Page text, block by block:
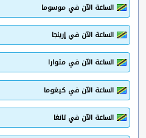
الساعة الآن في موسوما
الساعة الآن في إرينجا
الساعة الآن في متوارا
الساعة الآن في كيغوما
الساعة الآن في تانغا